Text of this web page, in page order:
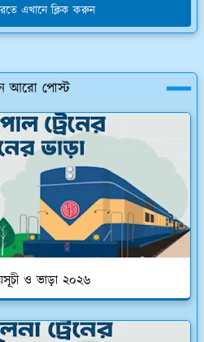
এখানে ক্লিক করুন
আরো পোস্ট
ও ভাড়া ২০২৬